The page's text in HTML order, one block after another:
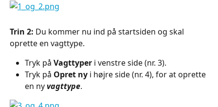
Trin 2: Du kommer nu ind på startsiden og skal
oprette en vagttype.
Tryk på Vagttyper i venstre side (nr. 3).
Tryk på Opret ny i højre side (nr. 4), for at oprette
en ny vagttype.